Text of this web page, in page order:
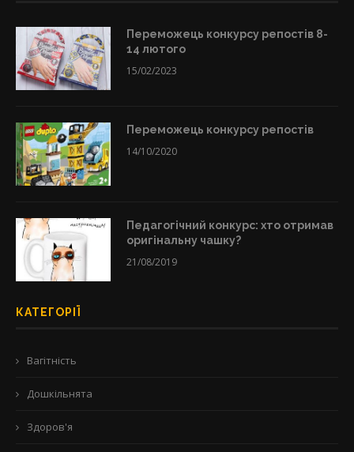
Переможець конкурсу репостів 8-
14 лютого
15/02/2023
Переможець конкурсу репостів
14/10/2020
Педагогічний конкурс: хто отримав
оригінальну чашку?
21/08/2019
КАТЕГОРІЇ
Вагітність
Дошкільнята
Здоров'я